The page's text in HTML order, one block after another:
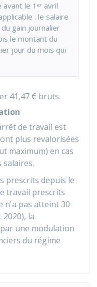
le 1ᵉʳ avril
: le salaire
gain journalier
le montant du
jour du mois qui
41,47 € bruts.
de travail est
plus revalorisées
maximum) en cas
prescrits depuis le
travail prescrits
n'a pas atteint 30
2020), la
une modulation
du régime